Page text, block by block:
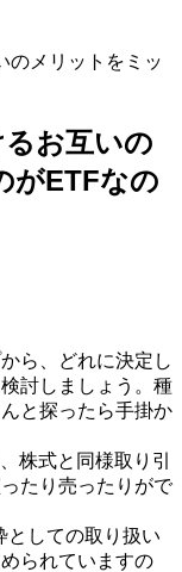
のメリットをミッ
お互いの
がETFなの
ら、どれに決定し
討しましょう。種
と探ったら手掛か
株式と同様取り引
たり売ったりがで
としての取り扱い
られていますの